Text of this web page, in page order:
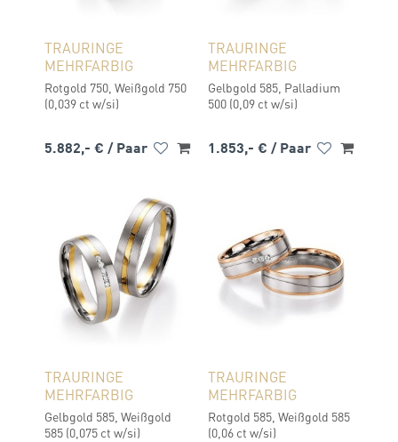
TRAURINGE
MEHRFARBIG
Rotgold 750, Weißgold 750
(0,039 ct w/si)
5.882,- € / Paar
TRAURINGE
MEHRFARBIG
Gelbgold 585, Palladium
500 (0,09 ct w/si)
1.853,- € / Paar
TRAURINGE
MEHRFARBIG
Gelbgold 585, Weißgold
585 (0,075 ct w/si)
TRAURINGE
MEHRFARBIG
Rotgold 585, Weißgold 585
(0,06 ct w/si)